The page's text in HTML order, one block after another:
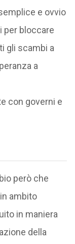
e ovvio
per bloccare
gli scambi a
a
con governi e
però che
ambito
in maniera
della